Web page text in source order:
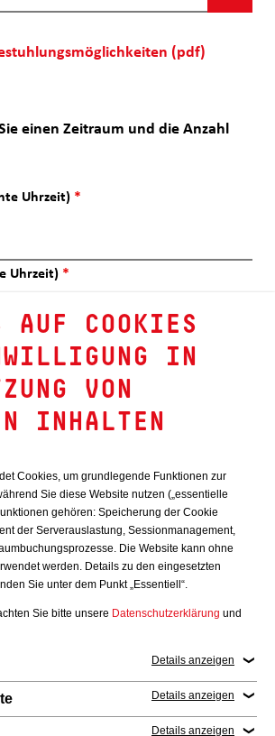
(pdf)
einen Zeitraum und die Anzahl
Uhrzeit) *
Uhrzeit) *
199)
Datenschutzbedingungen gelesen und
AUF COOKIES
IN
VON
INHALTEN
Cookies, um grundlegende Funktionen zur
Sie diese Website nutzen („essentielle
gehören: Speicherung der Cookie
der Serverauslastung, Sessionmanagement,
Die Website kann ohne
werden. Details zu den eingesetzten
Sie unter dem Punkt „Essentiell“.
Sie bitte unsere Datenschutzerklärung und
Details anzeigen
Details anzeigen
Details anzeigen